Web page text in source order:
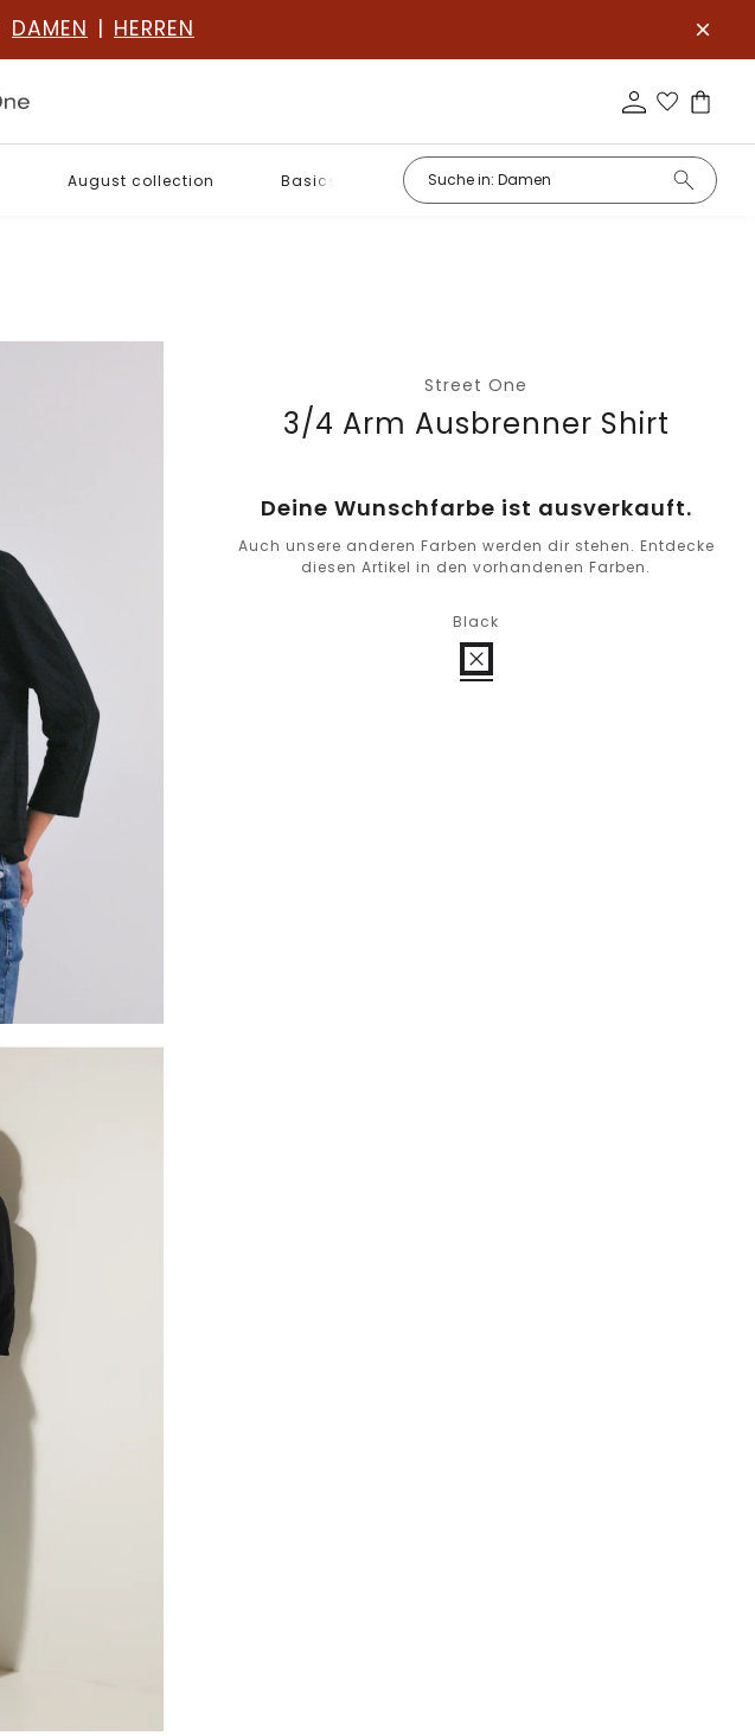
DAMEN | HERREN
August collection Basics
Street One
3/4 Arm Ausbrenner Shirt
Deine Wunschfarbe ist ausverkauft.
Auch unsere anderen Farben werden dir stehen. Entdecke
diesen Artikel in den vorhandenen Farben.
Black